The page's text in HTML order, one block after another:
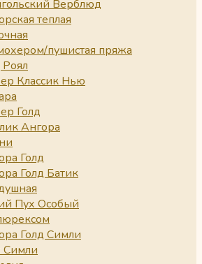
Верблюд
теплая
пушистая пряжа
Классик Нью
Голд
Ангора
Голд
Голд Батик
Пух Особый
Голд Симли